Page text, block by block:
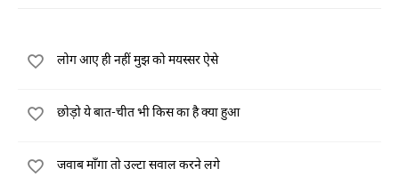
लोग आए ही नहीं मुझ को मयस्सर ऐसे
छोड़ो ये बात-चीत भी किस का है क्या हुआ
जवाब माँगा तो उल्टा सवाल करने लगे